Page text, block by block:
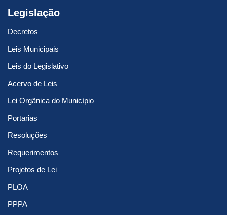
Legislação
Decretos
Leis Municipais
Leis do Legislativo
Acervo de Leis
Lei Orgânica do Município
Portarias
Resoluções
Requerimentos
Projetos de Lei
PLOA
PPPA